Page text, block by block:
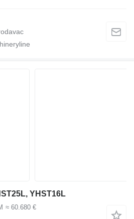
YHST16L
≈ 60.680 €